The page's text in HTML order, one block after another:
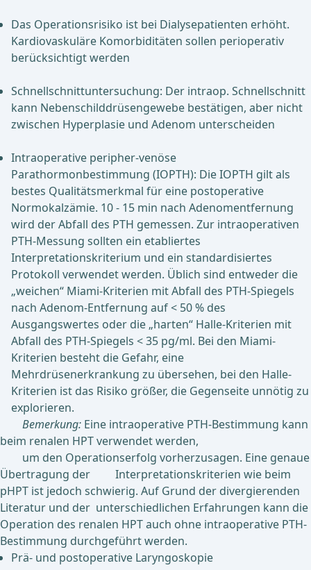
Das Operationsrisiko ist bei Dialysepatienten erhöht.
Kardiovaskuläre Komorbiditäten sollen perioperativ
berücksichtigt werden
Schnellschnittuntersuchung: Der intraop. Schnellschnitt
kann Nebenschilddrüsengewebe bestätigen, aber nicht
zwischen Hyperplasie und Adenom unterscheiden
Intraoperative peripher-venöse
Parathormonbestimmung (IOPTH): Die IOPTH gilt als
bestes Qualitätsmerkmal für eine postoperative
Normokalzämie. 10 - 15 min nach Adenomentfernung
wird der Abfall des PTH gemessen. Zur intraoperativen
PTH-Messung sollten ein etabliertes
Interpretationskriterium und ein standardisiertes
Protokoll verwendet werden. Üblich sind entweder die
„weichen“ Miami-Kriterien mit Abfall des PTH-Spiegels
nach Adenom-Entfernung auf < 50 % des
Ausgangswertes oder die „harten“ Halle-Kriterien mit
Abfall des PTH-Spiegels < 35 pg/ml. Bei den Miami-
Kriterien besteht die Gefahr, eine
Mehrdrüsenerkrankung zu übersehen, bei den Halle-
Kriterien ist das Risiko größer, die Gegenseite unnötig zu
explorieren.
Bemerkung: Eine intraoperative PTH-Bestimmung kann
beim renalen HPT verwendet werden,
um den Operationserfolg vorherzusagen. Eine genaue
Übertragung der Interpretationskriterien wie beim
pHPT ist jedoch schwierig. Auf Grund der divergierenden
Literatur und der unterschiedlichen Erfahrungen kann die
Operation des renalen HPT auch ohne intraoperative PTH-
Bestimmung durchgeführt werden.
Prä- und postoperative Laryngoskopie